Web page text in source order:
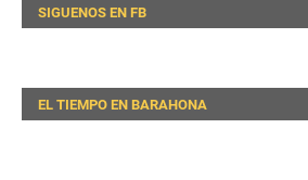
SIGUENOS EN FB
EL TIEMPO EN BARAHONA